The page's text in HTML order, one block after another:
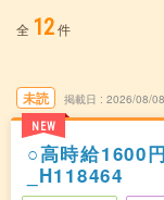
全 12件
未読
NEW
掲載日 2026/08/08
○高時給1600
_H118464